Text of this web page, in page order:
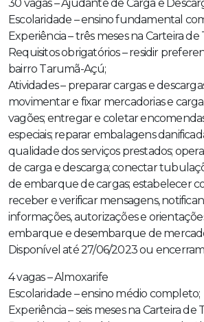
30 vagas – Ajudante de Carga e
Escolaridade – ensino fundamental
Experiência – três meses na Carteira de
Requisitos obrigatórios – residir
bairro Tarumã-Açú;
Atividades – preparar cargas e
movimentar e fixar mercadorias e
vagões; entregar e coletar
especiais; reparar embalagens
qualidade dos serviços prestados;
de carga e descarga; conectar
de embarque de cargas; estabelecer
receber e verificar mensagens,
informações, autorizações e
embarque e desembarque de
Disponível até 27/06/2023 ou
4 vagas – Almoxarife
Escolaridade – ensino médio completo;
Experiência – seis meses na Carteira de